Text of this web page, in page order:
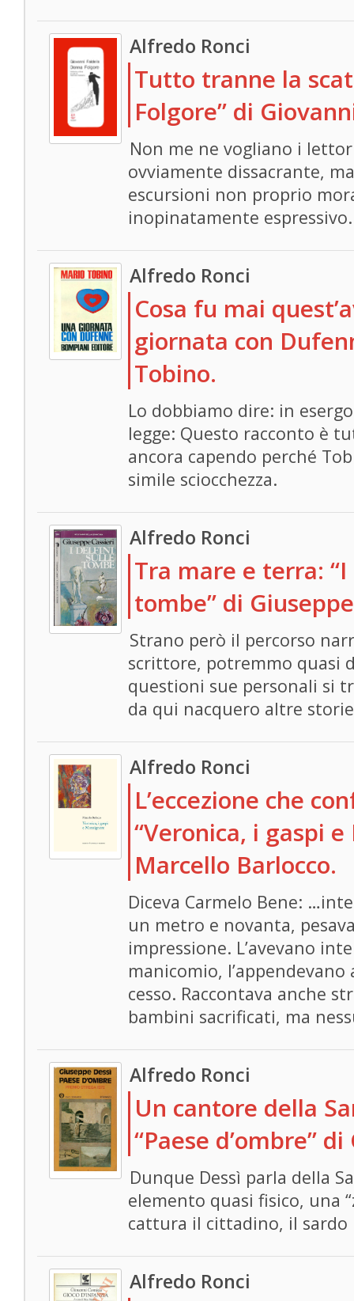
Alfredo Ronci
Tutto tranne la
Folgore” di
Non me ne vogliano i
ovviamente dissacrante,
escursioni non proprio
inopinatamente espressivo.
Alfredo Ronci
Cosa fu mai
giornata con
Tobino.
Lo dobbiamo dire: in
legge: Questo racconto è
ancora capendo perché
simile sciocchezza.
Alfredo Ronci
Tra mare e terra:
tombe” di
Strano però il percorso
scrittore, potremmo quasi
questioni sue personali si
da qui nacquero altre
Alfredo Ronci
L’eccezione che
“Veronica, i gaspi
Marcello Barlocco.
Diceva Carmelo Bene:
un metro e novanta,
impressione. L’avevano
manicomio,
cesso. Raccontava anche
bambini sacrificati, ma
Alfredo Ronci
Un cantore della
“Paese d’ombre”
Dunque Dessì parla della
elemento quasi fisico, una
cattura il cittadino, il sardo
Alfredo Ronci